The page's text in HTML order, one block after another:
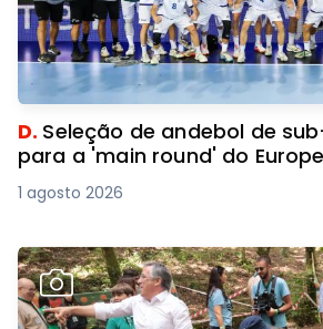
D. Seleção de andebol de
para a 'main round' do
1 agosto 2026